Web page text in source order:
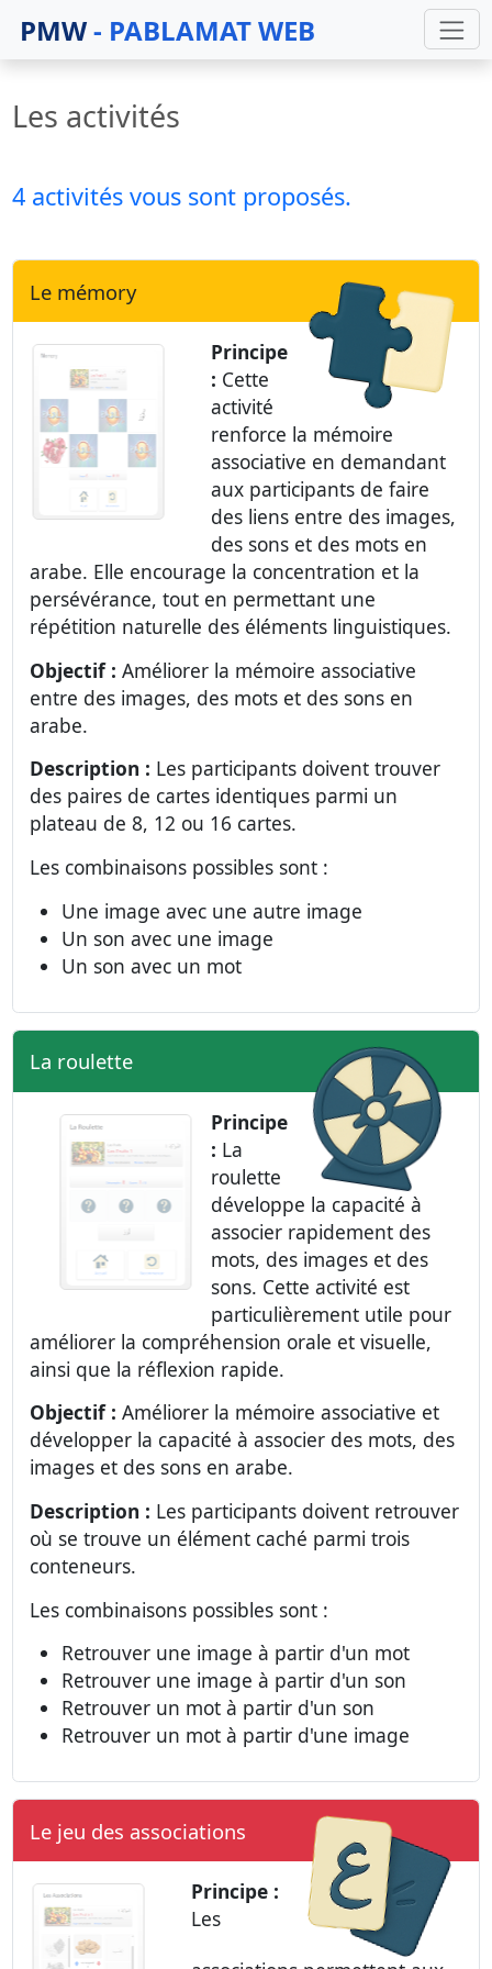
PMW- PABLAMAT WEB
Les activités
4 activités vous sont proposés.
Le mémory
Principe
: Cette
activité
renforce la mémoire
associative en demandant
aux participants de faire
des liens entre des images,
des sons et des mots en
arabe. Elle encourage la concentration et la
persévérance, tout en permettant une
répétition naturelle des éléments linguistiques.
Objectif : Améliorer la mémoire associative
entre des images, des mots et des sons en
arabe.
Description : Les participants doivent trouver
des paires de cartes identiques parmi un
plateau de 8, 12 ou 16 cartes.
Les combinaisons possibles sont :
Une image avec une autre image
Un son avec une image
Un son avec un mot
La roulette
Principe
: La
roulette
développe la capacité à
associer rapidement des
mots, des images et des
sons. Cette activité est
particulièrement utile pour
améliorer la compréhension orale et visuelle,
ainsi que la réflexion rapide.
Objectif : Améliorer la mémoire associative et
développer la capacité à associer des mots, des
images et des sons en arabe.
Description : Les participants doivent retrouver
où se trouve un élément caché parmi trois
conteneurs.
Les combinaisons possibles sont :
Retrouver une image à partir d'un mot
Retrouver une image à partir d'un son
Retrouver un mot à partir d'un son
Retrouver un mot à partir d'une image
Le jeu des associations
Principe :
Les